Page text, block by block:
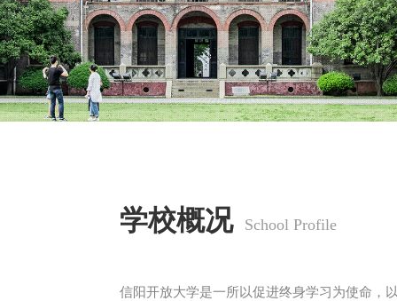
学校概况 School Profile
信阳开放大学是一所以促进终身学习为使命，